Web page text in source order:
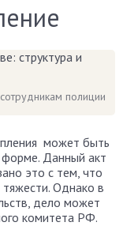
полиции
может быть
форме. Данный акт
это с тем, что
тяжести. Однако в
дело может
комитета РФ.